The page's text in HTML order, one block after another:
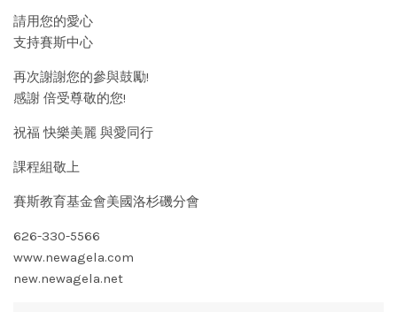
請用您的愛心
支持賽斯中心
再次謝謝您的參與鼓勵!
感謝 倍受尊敬的您!
祝福 快樂美麗 與愛同行
課程組敬上
賽斯教育基金會美國洛杉磯分會
626-330-5566
www.newagela.com
new.newagela.net